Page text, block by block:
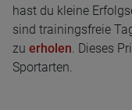
hast du kleine
sind trainingsfreie
zu erholen. Dieses
Sportarten.